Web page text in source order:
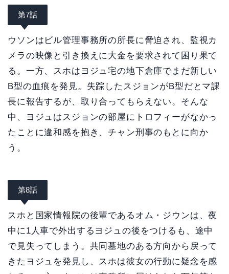
第7話
ウソンはビル管理事務所の所長に脅迫され、監視カ
メラの映像と引き換えに大金を要求されて困り果て
る。一方、スホはヨジュ宅の地下倉庫でまだ新しい
B型の血痕を発見。失踪したスジョンがB型だとマ課
長に報告するが、取り合ってもらえない。そんな
中、ヨジュはスジョンの部屋にトロフィーがなかっ
たことに違和感を抱き、チャン刑事のもとに向か
う。
第8話
スホと国家情報院の後輩であるオム・ジウンは、夜
中に1人車で外出するヨジュの後をつけるも、途中
で見失ってしまう。共同墓地のある方向から戻って
きたヨジュを発見し、スホは彼女の行動に疑念を感